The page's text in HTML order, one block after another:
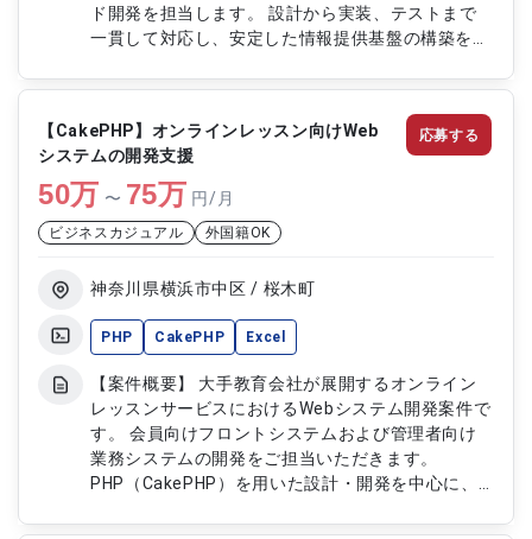
ド開発を担当します。 設計から実装、テストまで
一貫して対応し、安定した情報提供基盤の構築を行
向上にも関与するプロジェクトです。 【作業内
容】 ・JavaおよびSpringフレームワークを用いた
サーバーサイド開発 ・Oracle SQLを用いたデータ
ベース設計および管理 ・HTML/CSS/JavaScriptに
よるクライアントサイド開発 ・システムのテスト
および性能検証対応 ・AWS環境での運用および改
善提案対応
【CakePHP】オンラインレッスン向けWeb
システムの開発支援
50万 〜 75万 円/月
ビジネスカジュアル 外国籍OK
神奈川県横浜市中区 / 桜木町
PHP CakePHP Excel
【案件概要】 大手教育会社が展開するオンライン
レッスンサービスにおけるWebシステム開発案件で
す。 会員向けフロントシステムおよび管理者向け
業務システムの開発をご担当いただきます。
PHP（CakePHP）を用いた設計・開発を中心に、
きます。 安定した教育サービス運用を支えるWeb
応募する